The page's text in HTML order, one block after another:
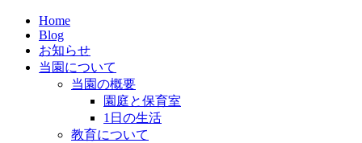
Home
Blog
お知らせ
当園について
当園の概要
園庭と保育室
1日の生活
教育について